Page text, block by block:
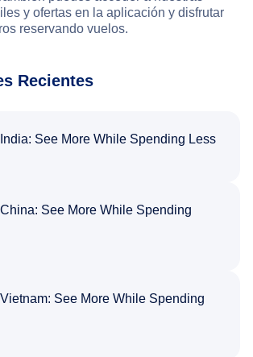
y ofertas en la aplicación y disfrutar
reservando vuelos.
Recientes
See More While Spending Less
See More While Spending
See More While Spending